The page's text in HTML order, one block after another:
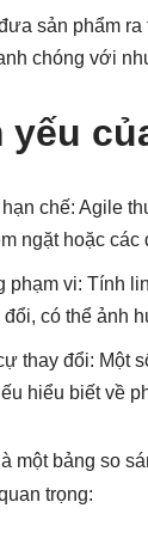
sản phẩm
chóng với
yếu
chế: Agile
ngặt hoặc
phạm vi: Tính
đổi, có thể ảnh
thay đổi: Một
hiểu biết về
một bảng so
trọng: